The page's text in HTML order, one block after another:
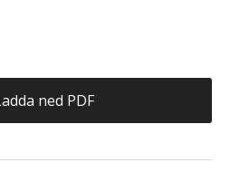
ned PDF